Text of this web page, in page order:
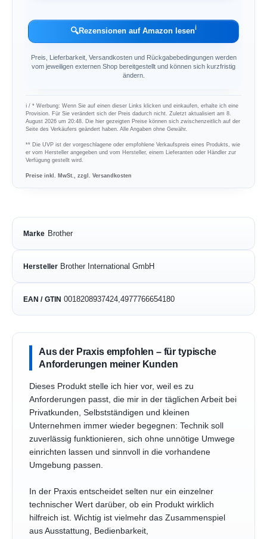
🔍Rezensionen auf Amazon lesenℹ︎
Preis, Lieferbarkeit, Versandkosten und Rückgabebedingungen werden
vom jeweiligen externen Shop bereitgestellt und können sich kurzfristig
ändern.
ℹ︎ / * Werbung: Wenn Sie auf einen dieser Links klicken und einkaufen, erhalte ich eine
Provision. Für Sie verändert sich der Preis dadurch nicht. Zuletzt aktualisiert am 8.
August 2026 um 20:48. Die hier gezeigten Preise können sich zwischenzeitlich auf der
Seite des Verkäufers geändert haben. Alle Angaben ohne Gewähr.
** Die UVP ist der vorgeschlagene oder empfohlene Verkaufspreis eines Produkts, wie
er vom Hersteller angegeben und vom Hersteller, einem Lieferanten oder Händler zur
Verfügung gestellt wird.
Preise inkl. MwSt., zzgl. Versandkosten
Marke Brother
Hersteller Brother International GmbH
EAN / GTIN 0018208937424,4977766654180
Aus der Praxis empfohlen – für typische
Anforderungen meiner Kunden
Dieses Produkt stelle ich hier vor, weil es zu
Anforderungen passt, die mir in der täglichen Arbeit bei
Privatkunden, Selbstständigen und kleinen
Unternehmen immer wieder begegnen: Technik soll
zuverlässig funktionieren, sich ohne unnötige Umwege
einrichten lassen und sinnvoll in die vorhandene
Umgebung passen.
In der Praxis entscheidet selten nur ein einzelner
technischer Wert darüber, ob ein Produkt wirklich
hilfreich ist. Wichtig ist vielmehr das Zusammenspiel
aus Ausstattung, Bedienbarkeit,